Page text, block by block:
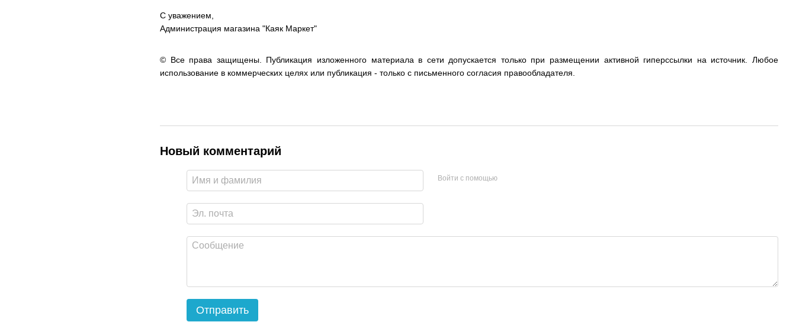
С уважением,
Администрация магазина "Каяк Маркет"
© Все права защищены. Публикация изложенного материала в сети допускается только при размещении активной гиперссылки на источник. Любое
использование в коммерческих целях или публикация - только с письменного согласия правообладателя.
Новый комментарий
Войти с помощью
Отправить